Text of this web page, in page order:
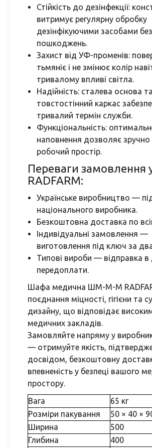
Стійкість до дезінфекції:
витримує регулярну обробку
дезінфікуючими засобами без
пошкоджень.
Захист від УФ-променів:
тьмяніє і не змінює колір
тривалому впливі світла.
Надійність: сталева основа та
товстостінний каркас
тривалий термін служби.
Функціональність:
наповнення дозволяє зручно
робочий простір.
Переваги замовлення
RADFARM:
Українське виробництво —
національного виробника.
Безкоштовна доставка по
Індивідуальні замовлення —
виготовлення під ключ за
Типові вироби — відправка в
передоплати.
Шафа медична ШМ-М-М
поєднання міцності, гігієни та
дизайну, що відповідає
медичних закладів.
Замовляйте напряму у
— отримуйте якість,
досвідом, безкоштовну
впевненість у безпеці вашого
простору.
Вага
65 кг
Розміри пакування
50 × 40 ×
Ширина
500
Глибина
400